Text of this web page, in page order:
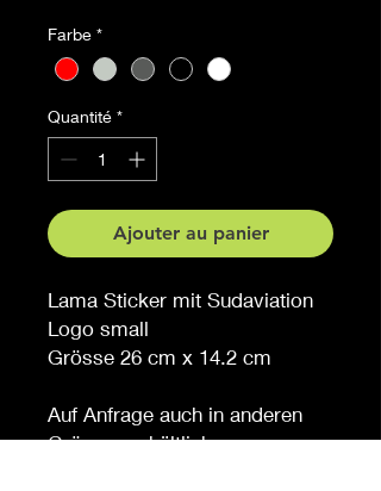
Farbe *
Quantité *
Ajouter au panier
Lama Sticker mit Sudaviation
Logo small
Grösse 26 cm x 14.2 cm
Auf Anfrage auch in anderen
Grössen erhältlich